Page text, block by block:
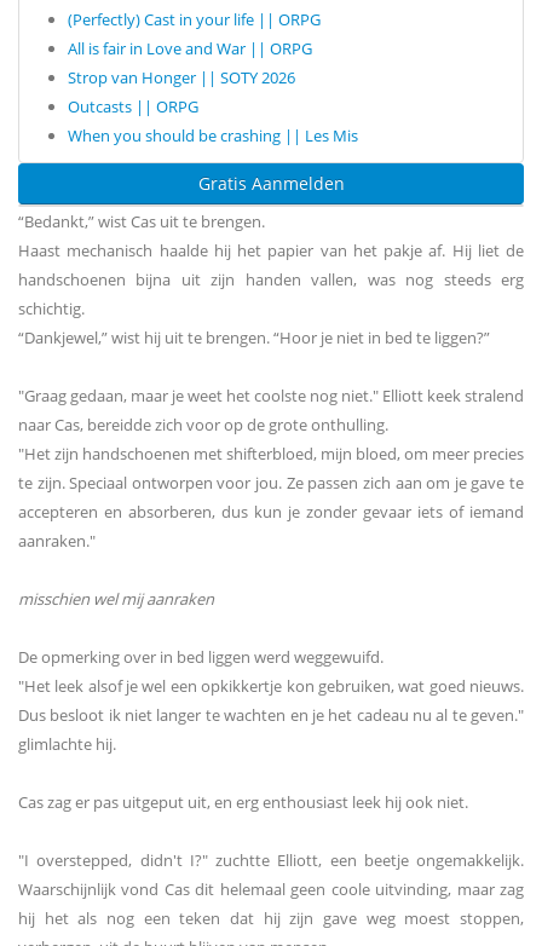
(Perfectly) Cast in your life || ORPG
All is fair in Love and War || ORPG
Strop van Honger || SOTY 2026
Outcasts || ORPG
When you should be crashing || Les Mis
Gratis Aanmelden
“Bedankt,” wist Cas uit te brengen.
Haast mechanisch haalde hij het papier van het pakje af. Hij liet de
handschoenen bijna uit zijn handen vallen, was nog steeds erg
schichtig.
“Dankjewel,” wist hij uit te brengen. “Hoor je niet in bed te liggen?”
"Graag gedaan, maar je weet het coolste nog niet." Elliott keek stralend
naar Cas, bereidde zich voor op de grote onthulling.
"Het zijn handschoenen met shifterbloed, mijn bloed, om meer precies
te zijn. Speciaal ontworpen voor jou. Ze passen zich aan om je gave te
accepteren en absorberen, dus kun je zonder gevaar iets of iemand
aanraken."
misschien wel mij aanraken
De opmerking over in bed liggen werd weggewuifd.
"Het leek alsof je wel een opkikkertje kon gebruiken, wat goed nieuws.
Dus besloot ik niet langer te wachten en je het cadeau nu al te geven."
glimlachte hij.
Cas zag er pas uitgeput uit, en erg enthousiast leek hij ook niet.
"I overstepped, didn't I?" zuchtte Elliott, een beetje ongemakkelijk.
Waarschijnlijk vond Cas dit helemaal geen coole uitvinding, maar zag
hij het als nog een teken dat hij zijn gave weg moest stoppen,